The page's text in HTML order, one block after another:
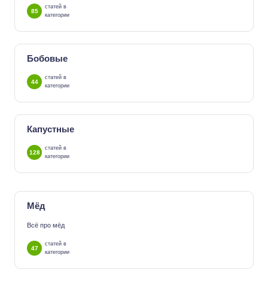
85
статей в
категории
Бобовые
44
статей в
категории
Капустные
128
статей в
категории
Мёд
Всё про мёд
47
статей в
категории